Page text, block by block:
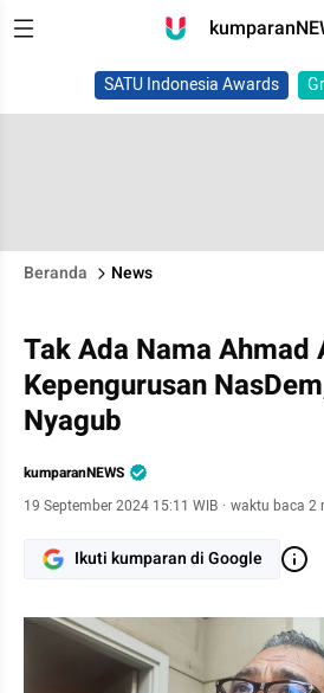
SATU Indonesia Awards
Beranda News
Tak Ada Nama Ahmad
Kepengurusan
Nyagub
kumparanNEWS
19 September 2024 15:11 WIB · waktu baca 2
Ikuti kumparan di Google